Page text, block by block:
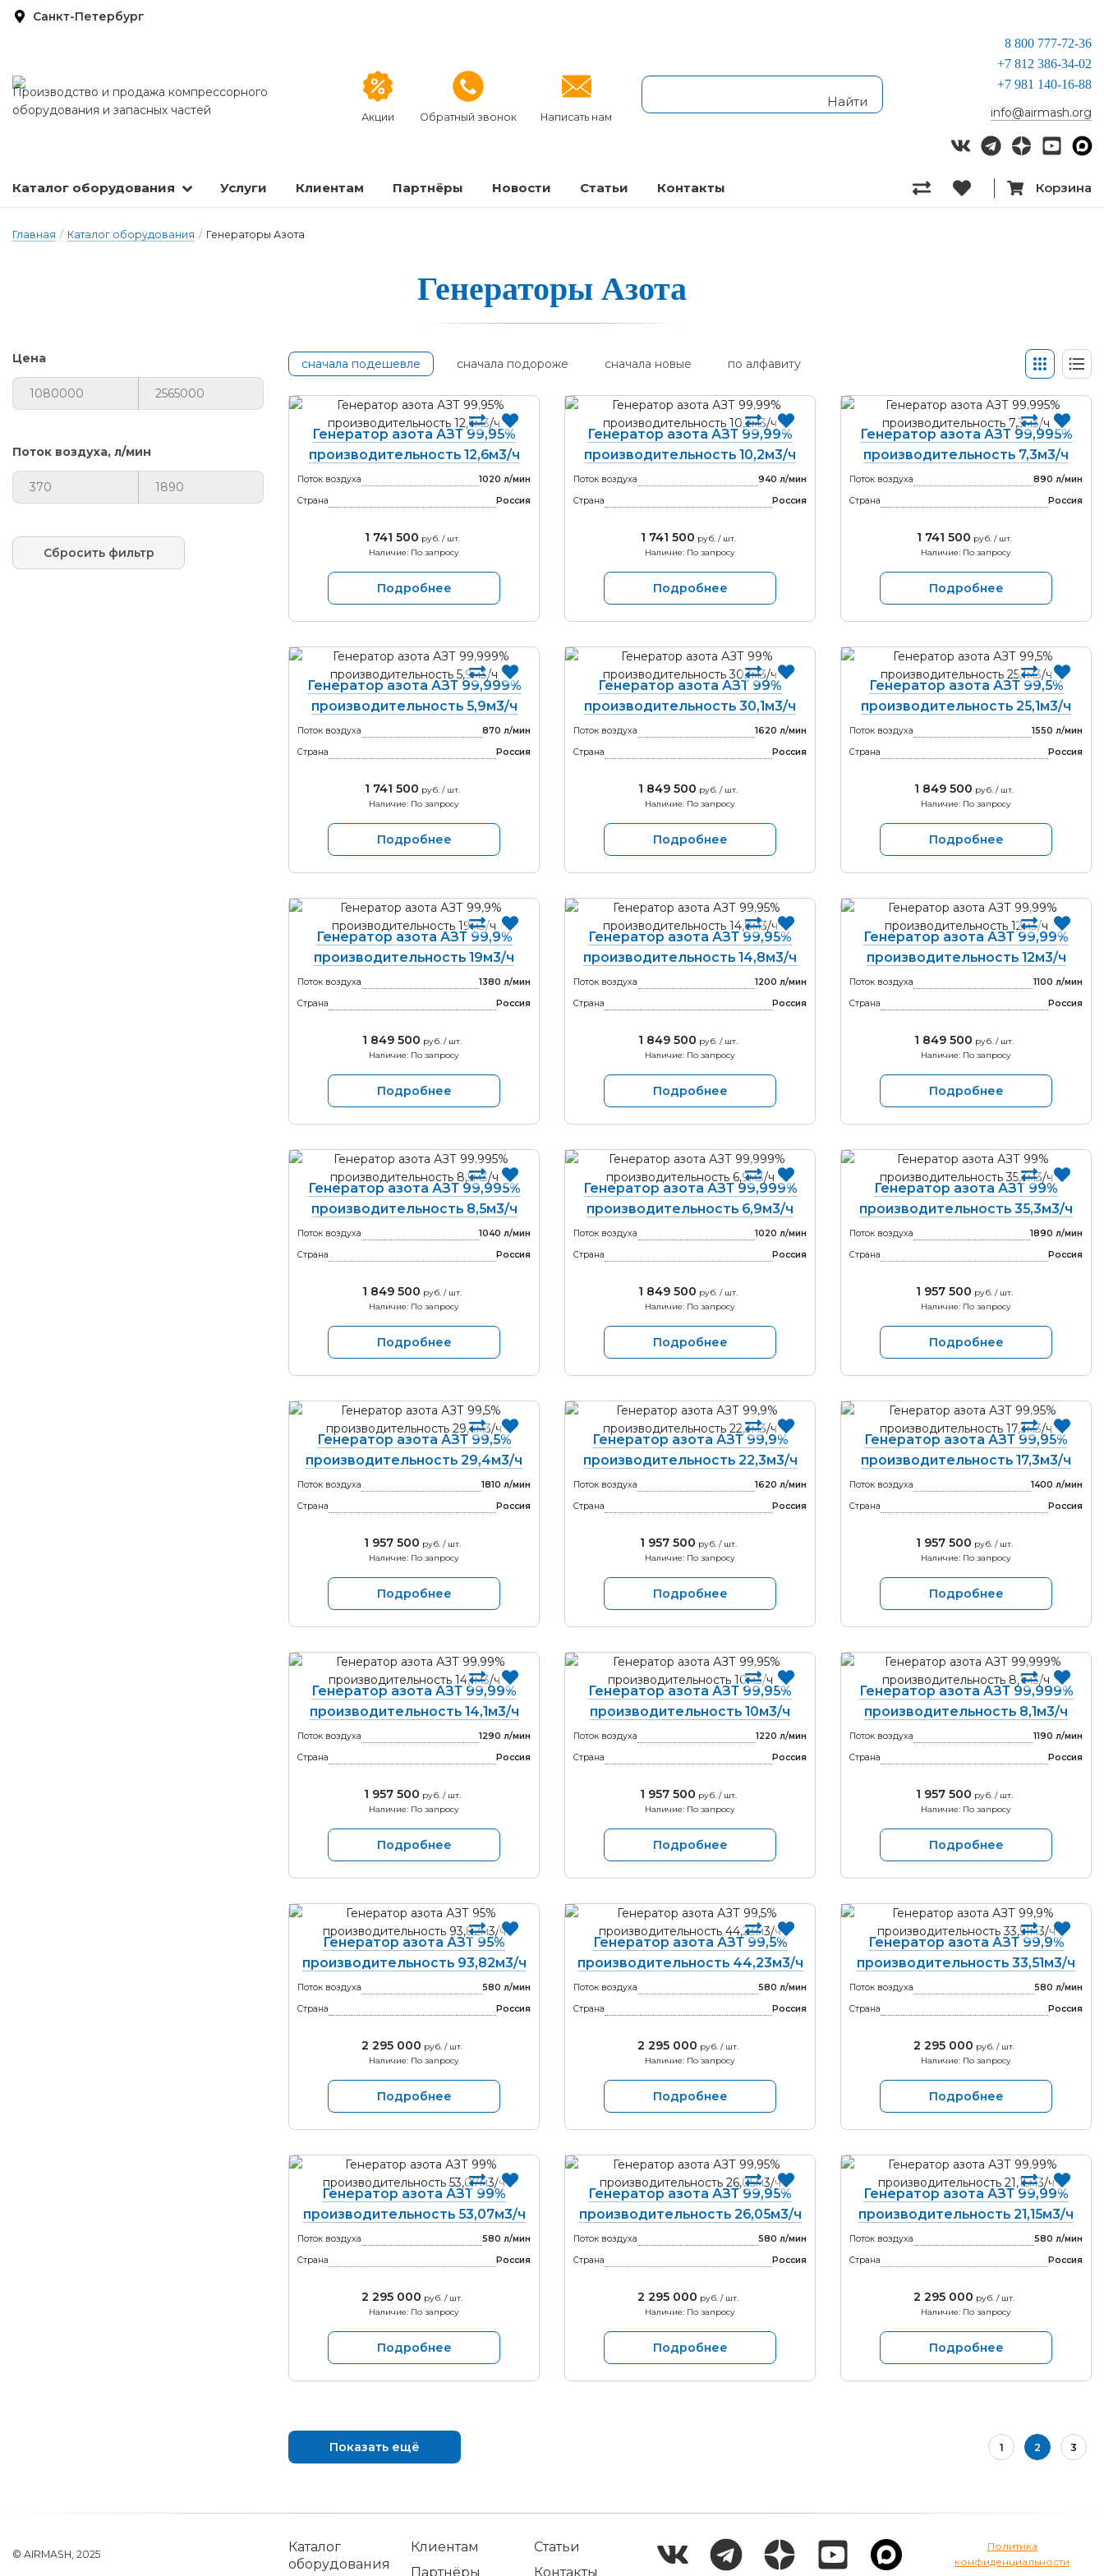
Санкт-Петербург
Производство и продажа компрессорного
оборудования и запасных частей
Акции Обратный звонок Написать нам
8 800 777-72-36
+7 812 386-34-02
+7 981 140-16-88
info@airmash.org
Каталог оборудования Услуги Клиентам Партнёры Новости Статьи Контакты Корзина
Главная / Каталог оборудования / Генераторы Азота
Ге­не­ра­то­ры А­зо­та
Цена
Поток воздуха, л/мин
Сбросить фильтр
сначала подешевле сначала подороже сначала новые по алфавиту
Генератор азота АЗТ 99,95%
производительность 12,6м3/ч
Поток воздуха
1020 л/мин
Страна
Россия
1 741 500 руб. / шт.
Наличие: По запросу
Подробнее
Генератор азота АЗТ 99,99%
производительность 10,2м3/ч
Поток воздуха
940 л/мин
Страна
Россия
1 741 500 руб. / шт.
Наличие: По запросу
Подробнее
Генератор азота АЗТ 99,995%
производительность 7,3м3/ч
Поток воздуха
890 л/мин
Страна
Россия
1 741 500 руб. / шт.
Наличие: По запросу
Подробнее
Генератор азота АЗТ 99,999%
производительность 5,9м3/ч
Поток воздуха
870 л/мин
Страна
Россия
1 741 500 руб. / шт.
Наличие: По запросу
Подробнее
Генератор азота АЗТ 99%
производительность 30,1м3/ч
Поток воздуха
1620 л/мин
Страна
Россия
1 849 500 руб. / шт.
Наличие: По запросу
Подробнее
Генератор азота АЗТ 99,5%
производительность 25,1м3/ч
Поток воздуха
1550 л/мин
Страна
Россия
1 849 500 руб. / шт.
Наличие: По запросу
Подробнее
Генератор азота АЗТ 99,9%
производительность 19м3/ч
Поток воздуха
1380 л/мин
Страна
Россия
1 849 500 руб. / шт.
Наличие: По запросу
Подробнее
Генератор азота АЗТ 99,95%
производительность 14,8м3/ч
Поток воздуха
1200 л/мин
Страна
Россия
1 849 500 руб. / шт.
Наличие: По запросу
Подробнее
Генератор азота АЗТ 99,99%
производительность 12м3/ч
Поток воздуха
1100 л/мин
Страна
Россия
1 849 500 руб. / шт.
Наличие: По запросу
Подробнее
Генератор азота АЗТ 99,995%
производительность 8,5м3/ч
Поток воздуха
1040 л/мин
Страна
Россия
1 849 500 руб. / шт.
Наличие: По запросу
Подробнее
Генератор азота АЗТ 99,999%
производительность 6,9м3/ч
Поток воздуха
1020 л/мин
Страна
Россия
1 849 500 руб. / шт.
Наличие: По запросу
Подробнее
Генератор азота АЗТ 99%
производительность 35,3м3/ч
Поток воздуха
1890 л/мин
Страна
Россия
1 957 500 руб. / шт.
Наличие: По запросу
Подробнее
Генератор азота АЗТ 99,5%
производительность 29,4м3/ч
Поток воздуха
1810 л/мин
Страна
Россия
1 957 500 руб. / шт.
Наличие: По запросу
Подробнее
Генератор азота АЗТ 99,9%
производительность 22,3м3/ч
Поток воздуха
1620 л/мин
Страна
Россия
1 957 500 руб. / шт.
Наличие: По запросу
Подробнее
Генератор азота АЗТ 99,95%
производительность 17,3м3/ч
Поток воздуха
1400 л/мин
Страна
Россия
1 957 500 руб. / шт.
Наличие: По запросу
Подробнее
Генератор азота АЗТ 99,99%
производительность 14,1м3/ч
Поток воздуха
1290 л/мин
Страна
Россия
1 957 500 руб. / шт.
Наличие: По запросу
Подробнее
Генератор азота АЗТ 99,95%
производительность 10м3/ч
Поток воздуха
1220 л/мин
Страна
Россия
1 957 500 руб. / шт.
Наличие: По запросу
Подробнее
Генератор азота АЗТ 99,999%
производительность 8,1м3/ч
Поток воздуха
1190 л/мин
Страна
Россия
1 957 500 руб. / шт.
Наличие: По запросу
Подробнее
Генератор азота АЗТ 95%
производительность 93,82м3/ч
Поток воздуха
580 л/мин
Страна
Россия
2 295 000 руб. / шт.
Наличие: По запросу
Подробнее
Генератор азота АЗТ 99,5%
производительность 44,23м3/ч
Поток воздуха
580 л/мин
Страна
Россия
2 295 000 руб. / шт.
Наличие: По запросу
Подробнее
Генератор азота АЗТ 99,9%
производительность 33,51м3/ч
Поток воздуха
580 л/мин
Страна
Россия
2 295 000 руб. / шт.
Наличие: По запросу
Подробнее
Генератор азота АЗТ 99%
производительность 53,07м3/ч
Поток воздуха
580 л/мин
Страна
Россия
2 295 000 руб. / шт.
Наличие: По запросу
Подробнее
Генератор азота АЗТ 99,95%
производительность 26,05м3/ч
Поток воздуха
580 л/мин
Страна
Россия
2 295 000 руб. / шт.
Наличие: По запросу
Подробнее
Генератор азота АЗТ 99,99%
производительность 21,15м3/ч
Поток воздуха
580 л/мин
Страна
Россия
2 295 000 руб. / шт.
Наличие: По запросу
Подробнее
Показать ещё 1 2 3
© AIRMASH, 2025
Каталог
оборудования
Клиентам
Партнёры
Статьи
Контакты
Политика
конфиденциальности